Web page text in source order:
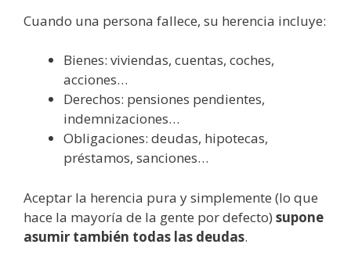
Cuando una persona fallece, su herencia incluye:
Bienes: viviendas, cuentas, coches,
acciones…
Derechos: pensiones pendientes,
indemnizaciones…
Obligaciones: deudas, hipotecas,
préstamos, sanciones…
Aceptar la herencia pura y simplemente (lo que
hace la mayoría de la gente por defecto) supone
asumir también todas las deudas.